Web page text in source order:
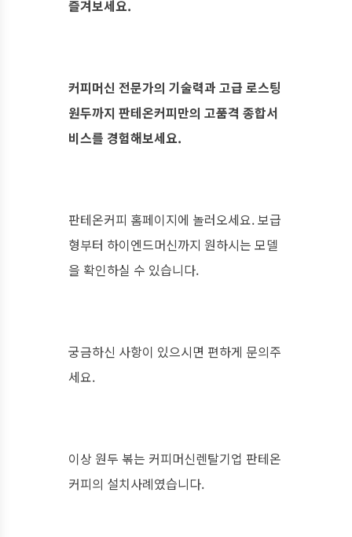
즐겨보세요.
커피머신 전문가의 기술력과 고급 로스팅
원두까지 판테온커피만의 고품격 종합서
비스를 경험해보세요.
판테온커피 홈페이지에 놀러오세요. 보급
형부터 하이엔드머신까지 원하시는 모델
을 확인하실 수 있습니다.
궁금하신 사항이 있으시면 편하게 문의주
세요.
이상 원두 볶는 커피머신렌탈기업 판테온
커피의 설치사례였습니다.